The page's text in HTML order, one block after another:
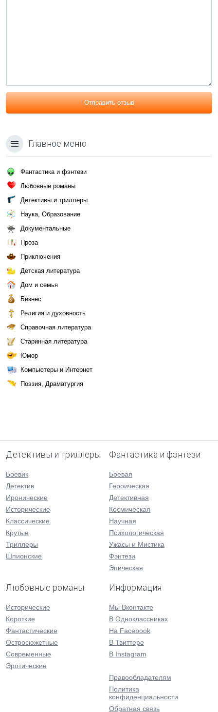
Отправить отзыв
Главное меню
Фантастика и фэнтези
Любовные романы
Детективы и триллеры
Наука, Образование
Документальные
Проза
Приключения
Детская литература
Дом и семья
Бизнес
Религия и духовность
Справочная литература
Старинная литература
Юмор
Компьютеры и Интернет
Поэзия, Драматургия
Детективы и триллеры
Боевик
Детектив
Иронические
Исторические
Классические
Крутые
Триллеры
Шпионские
Фантастика и фэнтези
Боевая
Героическая
Детективная
Космическая
Научная
Психологическая
Ужасы и Мистика
Фэнтези
Эпическая
Любовные романы
Исторические
Короткие
Фантастические
Остросюжетные
Современные
Эротические
Информация
Мы Вконтакте
В Одноклассниках
На Facebook
В Твиттере
В Instagram
Правообладателям
Политика
конфиденциальности
Обратная связь